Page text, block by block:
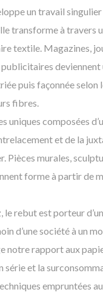
un travail
transforme à travers
textile. Magazines,
deviennent
puis façonnée selon
fibres.
uniques composées
et de la
Pièces murales,
forme à partir de
le rebut est porteur
d’une société à un
notre rapport aux
série et la
empruntées